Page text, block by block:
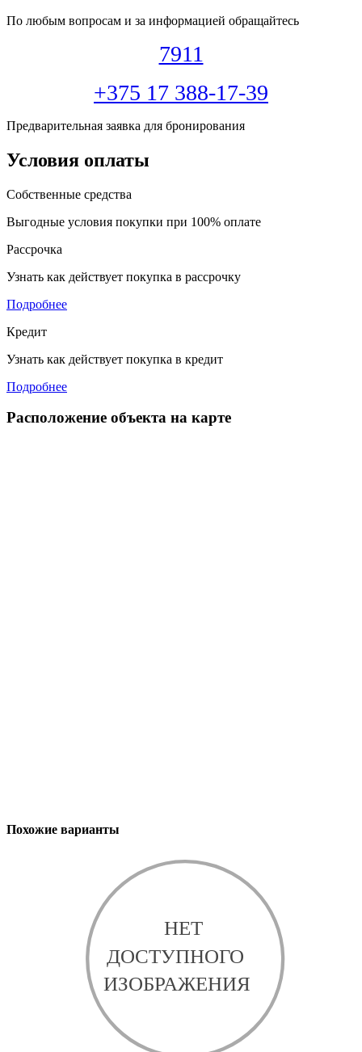
По любым вопросам и за информацией обращайтесь
7911
+375 17 388-17-39
Предварительная заявка для бронирования
Условия оплаты
Собственные средства
Выгодные условия покупки при 100% оплате
Рассрочка
Узнать как действует покупка в рассрочку
Подробнее
Кредит
Узнать как действует покупка в кредит
Подробнее
Расположение объекта на карте
Похожие варианты